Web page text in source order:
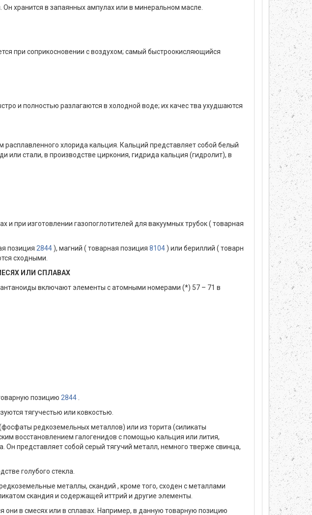
хранится в запаянных ампулах или в минеральном масле.
при соприкосновении с воздухом; самый быстроокисляющийся
и полностью разлагаются в холодной воде; их качес тва ухудшаются
хлорида кальция. Кальций представляет собой белый
или стали, в производстве циркония, гидрида кальция (гидролит), в
при изготовлении газопоглотителей для вакуумных трубок ( товарная
позиция 2844), магний ( товарная позиция 8104) или бериллий ( товарн
сходными.
ИЛИ СПЛАВАХ
включают элементы с атомными номерами (*) 57 – 71 в
позицию 2844
тягучестью или ковкостью.
редкоземельных металлов) или из торита (силикаты
восстановлением галогенидов с помощью кальция или лития,
Он представляет собой серый тягучий металл, немного тверже свинца,
голубого стекла.
металлы, скандий , кроме того, сходен с металлами
скандия и содержащей иттрий и другие элементы.
в смесях или в сплавах. Например, в данную товарную позицию